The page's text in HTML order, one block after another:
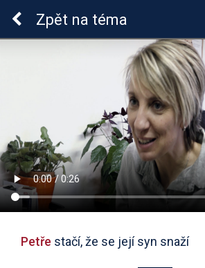
Epilepsie u dětí
Zpět na téma
Petře stačí, že se její syn snaží